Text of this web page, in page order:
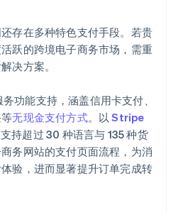
存在多种特色支付手段。若贵
跃的跨境电子商务市场，需重
决方案。
功能支持，涵盖信用卡支付、
无现金支付方式。以Stripe
持超过 30 种语言与 135 种货
务网站的支付页面流程，为消
验，进而显著提升订单完成转